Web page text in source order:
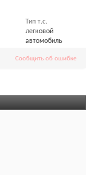
Тип т.с.
легковой
автомобиль
Сообщить об ошибке